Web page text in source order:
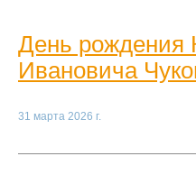
День рождения
Ивановича
31 марта 2026 г.